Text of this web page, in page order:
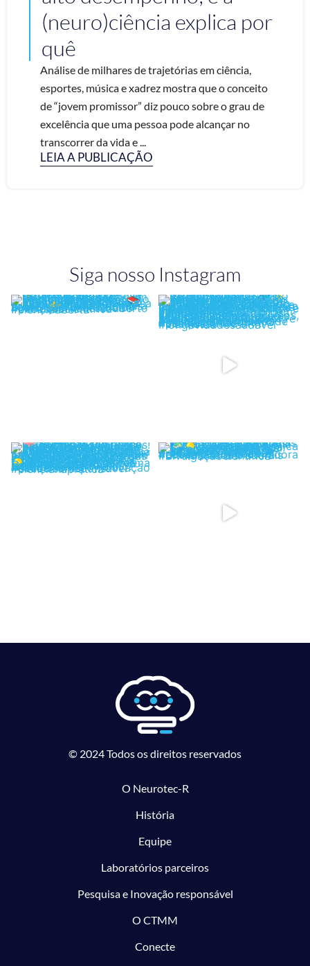
(neuro)ciência explica por
quê
Análise de milhares de trajetórias em ciência,
esportes, música e xadrez mostra que o conceito
de “jovem promissor” diz pouco sobre o grau de
excelência que uma pessoa pode alcançar no
transcorrer da vida e ...
LEIA A PUBLICAÇÃO
Siga nosso Instagram
© 2024 Todos os direitos reservados
O Neurotec-R
História
Equipe
Laboratórios parceiros
Pesquisa e Inovação responsável
O CTMM
Conecte